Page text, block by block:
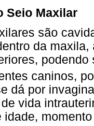
Seio Maxilar
são
da
caninos,
dá por
vida
idade,